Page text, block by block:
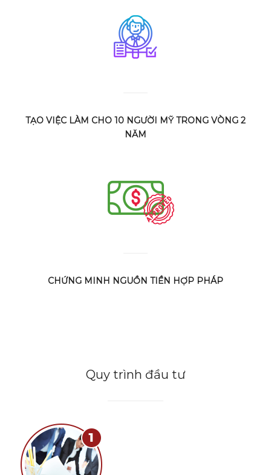
TẠO VIỆC LÀM CHO 10 NGƯỜI MỸ TRONG VÒNG 2
NĂM
CHỨNG MINH NGUỒN TIỀN HỢP PHÁP
Quy trình đầu tư